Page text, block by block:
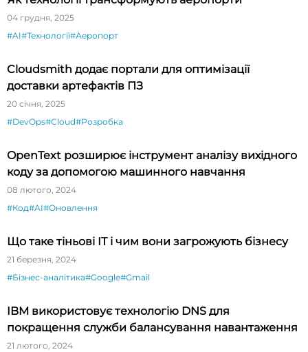
04 грудня, 2025
#AI#Технології#Аеропорт
Cloudsmith додає портали для оптимізації
доставки артефактів ПЗ
20 січня, 2025
#DevOps#Cloud#Розробка
OpenText розширює інструмент аналізу вихідного
коду за допомогою машинного навчання
08 лютого, 2024
#Код#AI#Оновлення
Що таке тіньові IT і чим вони загрожують бізнесу
21 березня, 2024
#Бізнес-аналітика#Google#Gmail
IBM використовує технологію DNS для
покращення служби балансування навантаження
21 лютого, 2024